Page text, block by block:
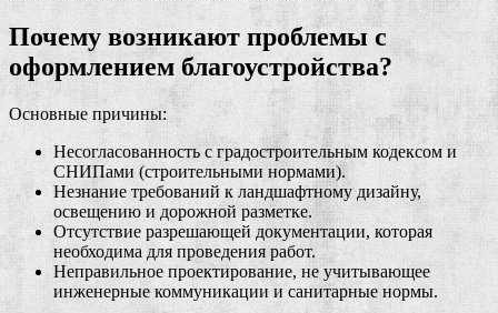
Почему возникают проблемы с
оформлением благоустройства?
Основные причины:
Несогласованность с градостроительным кодексом и
СНИПами (строительными нормами).
Незнание требований к ландшафтному дизайну,
освещению и дорожной разметке.
Отсутствие разрешающей документации, которая
необходима для проведения работ.
Неправильное проектирование, не учитывающее
инженерные коммуникации и санитарные нормы.